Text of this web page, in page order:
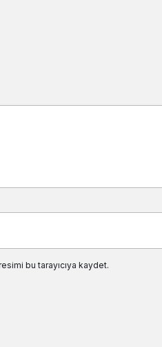
bu tarayıcıya kaydet.